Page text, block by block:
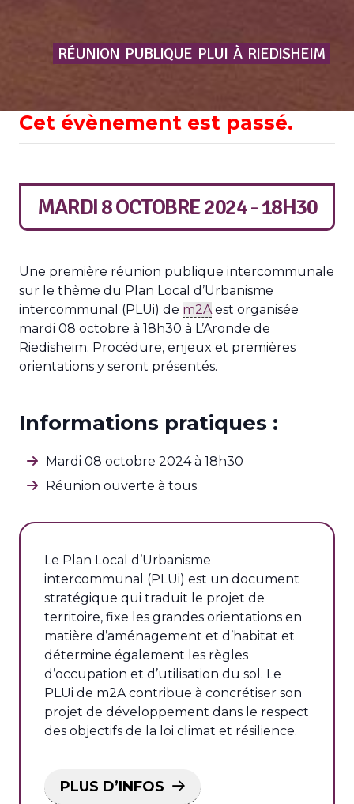
RÉUNION PUBLIQUE PLUI À RIEDISHEIM
Cet évènement est passé.
MARDI 8 OCTOBRE 2024 - 18H30
Une première réunion publique intercommunale
sur le thème du Plan Local d’Urbanisme
intercommunal (PLUi) de m2A est organisée
mardi 08 octobre à 18h30 à L’Aronde de
Riedisheim. Procédure, enjeux et premières
orientations y seront présentés.
Informations pratiques :
Mardi 08 octobre 2024 à 18h30
Réunion ouverte à tous
Le Plan Local d’Urbanisme
intercommunal (PLUi) est un document
stratégique qui traduit le projet de
territoire, fixe les grandes orientations en
matière d’aménagement et d’habitat et
détermine également les règles
d’occupation et d’utilisation du sol. Le
PLUi de m2A contribue à concrétiser son
projet de développement dans le respect
des objectifs de la loi climat et résilience.
PLUS D’INFOS